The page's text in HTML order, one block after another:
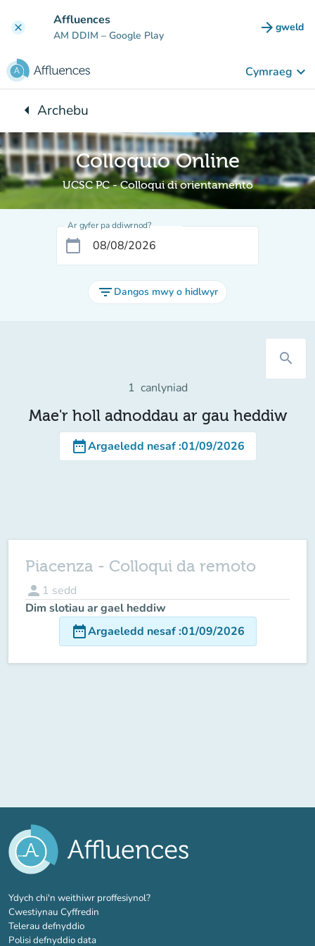
clear Affluences
AM DDIM – Google Play arrow_forward gweld
(tab
Cymraeg keyboard_arrow_down
arrow_leftYn ôl i:
Archebu
Colloquio Online
UCSC PC - Colloqui di orientamento
Ar gyfer pa ddiwrnod?
calendar_today
filter_list Dangos mwy o hidlwyr
search
1 canlyniad
Mae'r holl adnoddau ar gau heddiw
date_rangeArgaeledd nesaf:01/09/2026
Piacenza - Colloqui da remoto
person 1 sedd
Dim slotiau ar gael heddiw
date_rangeArgaeledd nesaf:01/09/2026
Ydych chi'n weithiwr proffesiynol?(tab newydd)
Cwestiynau Cyffredin
Telerau defnyddio
Polisi defnyddio data